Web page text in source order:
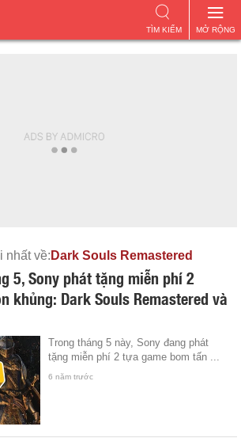
MỞ RỘNG
TÌM KIẾM
nhất về: Dark Souls Remastered
5, Sony phát tặng miễn phí 2
khủng: Dark Souls Remastered và
Trong tháng 5 này, Sony đang phát
tặng miễn phí 2 tựa game bom tấn ...
6 năm trước